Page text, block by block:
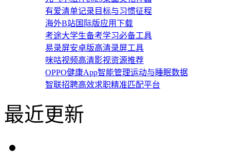
录音宝多功能录音工具高效转文字管理
企业数字认证服务工具下载使用
专业证件照工具免费制作必备
元气小组件2025桌面美化神器
有爱清单记录目标与习惯征程
海外B站国际版应用下载
考途大学生备考学习必备工具
咪咕视频高清影视资源推荐
OPPO健康App智能管理运动与睡眠数据